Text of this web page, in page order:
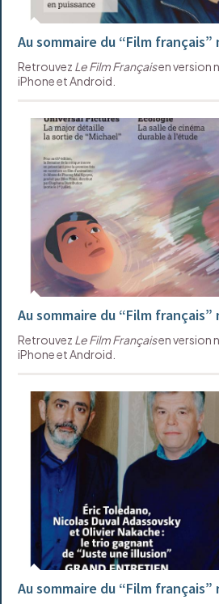
Au sommaire du “Film français”
Retrouvez Le Film Françaisen version
iPhone et Android.
Au sommaire du “Film français”
Retrouvez Le Film Françaisen version
iPhone et Android.
Au sommaire du “Film français”